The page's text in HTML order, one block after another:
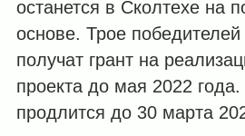
останется в Сколтехе на
основе. Трое победителей
получат грант на
проекта до мая 2022
продлится до 30 марта